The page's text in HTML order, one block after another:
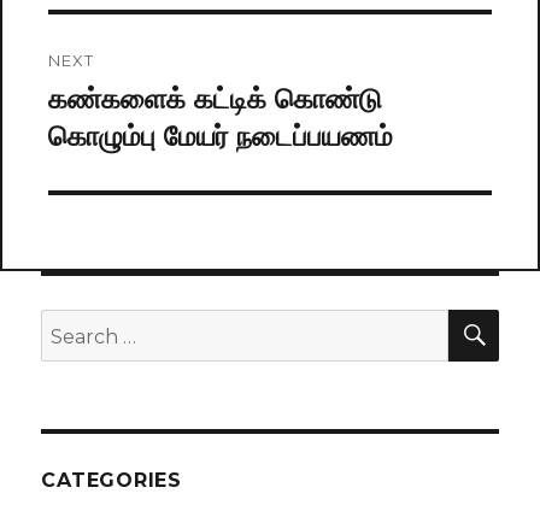
NEXT
Next
post:
கண்களைக் கட்டிக் கொண்டு
கொழும்பு மேயர் நடைப்பயணம்
Search
for:
CATEGORIES